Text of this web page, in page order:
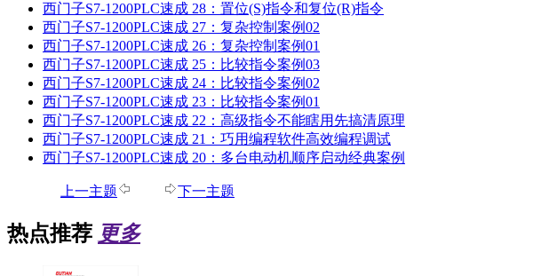
西门子S7-1200PLC速成 28：置位(S)指令和复位(R)指令
西门子S7-1200PLC速成 27：复杂控制案例02
西门子S7-1200PLC速成 26：复杂控制案例01
西门子S7-1200PLC速成 25：比较指令案例03
西门子S7-1200PLC速成 24：比较指令案例02
西门子S7-1200PLC速成 23：比较指令案例01
西门子S7-1200PLC速成 22：高级指令不能瞎用先搞清原理
西门子S7-1200PLC速成 21：巧用编程软件高效编程调试
西门子S7-1200PLC速成 20：多台电动机顺序启动经典案例
上一主题 下一主题
热点推荐 更多